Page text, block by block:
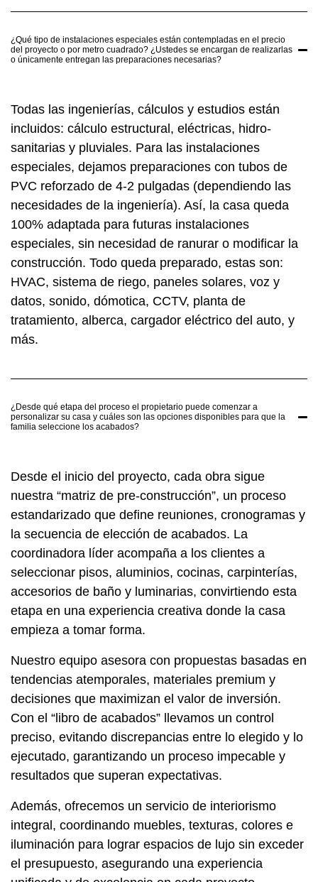
¿Qué tipo de instalaciones especiales están contempladas en el precio
del proyecto o por metro cuadrado? ¿Ustedes se encargan de realizarlas
o únicamente entregan las preparaciones necesarias?
Todas las ingenierías, cálculos y estudios están
incluidos: cálculo estructural, eléctricas, hidro-
sanitarias y pluviales. Para las instalaciones
especiales, dejamos preparaciones con tubos de
PVC reforzado de 4-2 pulgadas (dependiendo las
necesidades de la ingeniería). Así, la casa queda
100% adaptada para futuras instalaciones
especiales, sin necesidad de ranurar o modificar la
construcción. Todo queda preparado, estas son:
HVAC, sistema de riego, paneles solares, voz y
datos, sonido, dómotica, CCTV, planta de
tratamiento, alberca, cargador eléctrico del auto, y
más.
¿Desde qué etapa del proceso el propietario puede comenzar a
personalizar su casa y cuáles son las opciones disponibles para que la
familia seleccione los acabados?
Desde el inicio del proyecto, cada obra sigue
nuestra “matriz de pre-construcción”, un proceso
estandarizado que define reuniones, cronogramas y
la secuencia de elección de acabados. La
coordinadora líder acompaña a los clientes a
seleccionar pisos, aluminios, cocinas, carpinterías,
accesorios de baño y luminarias, convirtiendo esta
etapa en una experiencia creativa donde la casa
empieza a tomar forma.
Nuestro equipo asesora con propuestas basadas en
tendencias atemporales, materiales premium y
decisiones que maximizan el valor de inversión.
Con el “libro de acabados” llevamos un control
preciso, evitando discrepancias entre lo elegido y lo
ejecutado, garantizando un proceso impecable y
resultados que superan expectativas.
Además, ofrecemos un servicio de interiorismo
integral, coordinando muebles, texturas, colores e
iluminación para lograr espacios de lujo sin exceder
el presupuesto, asegurando una experiencia